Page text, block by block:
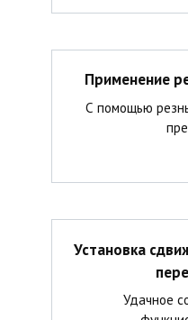
Применение
С помощью
Установка
Удачное